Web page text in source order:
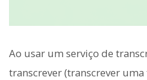
Ao usar um serviço de
transcrever (transcrever